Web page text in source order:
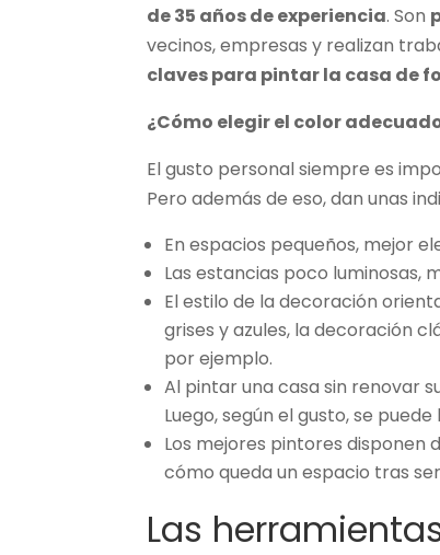
de 35 años de experiencia. Son
vecinos, empresas y realizan
claves para pintar la casa de
¿Cómo elegir el color
El gusto personal siempre es
Pero además de eso,dan unas
En espacios pequeños, mejor
Las estancias poco luminosas,
El estilo de la decoración
grises y azules, la decoración
por ejemplo.
Al pintar una casa sin renovar
Luego, según el gusto, se
Los mejores pintores disponen
cómo queda un espacio tras
Las